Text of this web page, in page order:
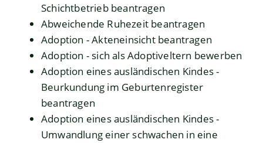
Schichtbetrieb beantragen
Abweichende Ruhezeit beantragen
Adoption - Akteneinsicht beantragen
Adoption - sich als Adoptiveltern bewerben
Adoption eines ausländischen Kindes -
Beurkundung im Geburtenregister
beantragen
Adoption eines ausländischen Kindes -
Umwandlung einer schwachen in eine